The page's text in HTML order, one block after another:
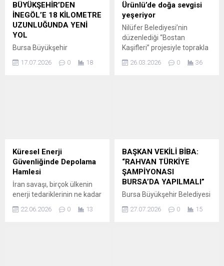
BÜYÜKŞEHİR’DEN
İNEGÖL’E 18 KİLOMETRE
UZUNLUĞUNDA YENİ
YOL
Bursa Büyükşehir
Belediyesi, il genelinde
çalışmalarını sürdürdüğü
İnegöl’ün Akhisar, Baykoca,
Yeniceköy ve Huzur
mahallelerinde toplam 18
imar yolu açma hedefiyle
çalışmalarına devam ediyor.
Söz konusu bölgede...
17.07.2026 0 18
Ürünlü’de doğa sevgisi
yeşeriyor
Nilüfer Belediyesi’nin
düzenlediği “Bostan
Kaşifleri” projesiyle toprakla
bağ kuran 15 öğrenci, ata
tohumlarından kompost
geleceğin yarınları çocukları
Ürünlü Kent Bostanları’nda
buluşturdu. 15 ortaokul
öğrencisi, etkinlikte toprakla
ve...
26.03.2026 0 36
Küresel Enerji
Güvenliğinde Depolama
Hamlesi
İran savaşı, birçok ülkenin
enerji tedariklerinin ne kadar
ortaya koydu. Kriz sırasında
22.06.2026 0 13
BAŞKAN VEKİLİ BİBA:
“RAHVAN TÜRKİYE
ŞAMPİYONASI
BURSA’DA YAPILMALI”
Bursa Büyükşehir Belediyesi
Geleneksel Rahvan At
27.07.2026 0 15